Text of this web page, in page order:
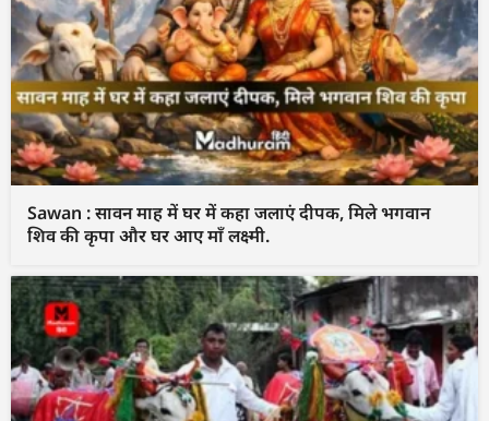
Sawan : सावन माह में घर में कहा जलाएं दीपक, मिले भगवान
शिव की कृपा और घर आए माँ लक्ष्मी.